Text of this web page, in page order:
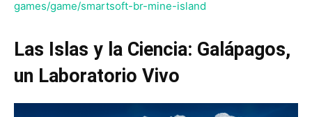
games/game/smartsoft-br-mine-island
Las Islas y la Ciencia: Galápagos,
un Laboratorio Vivo